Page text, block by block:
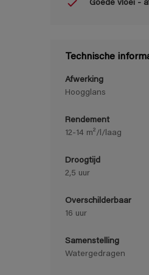
Goede vloei -
Technische
Afwerking
Hoogglans
Rendement
12-14 m²/l/laag
Droogtijd
2,5 uur
Overschilderbaar
16 uur
Samenstelling
Watergedragen